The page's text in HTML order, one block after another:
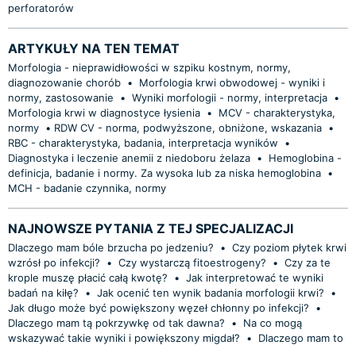
perforatorów
ARTYKUŁY NA TEN TEMAT
Morfologia - nieprawidłowości w szpiku kostnym, normy,
diagnozowanie chorób •
Morfologia krwi obwodowej - wyniki i
normy, zastosowanie
• Wyniki morfologii - normy, interpretacja •
Morfologia krwi w diagnostyce łysienia •
MCV - charakterystyka,
normy • ​RDW CV - norma, podwyższone, obniżone, wskazania •
RBC - charakterystyka, badania, interpretacja wyników
•
Diagnostyka i leczenie anemii z niedoboru żelaza •
Hemoglobina -
definicja, badanie i normy. Za wysoka lub za niska hemoglobina •
MCH - badanie czynnika, normy
NAJNOWSZE PYTANIA Z TEJ SPECJALIZACJI
Dlaczego mam bóle brzucha po jedzeniu? • Czy poziom płytek krwi
wzrósł po infekcji?
• Czy wystarczą fitoestrogeny? • Czy za te
krople muszę płacić całą kwotę?
• Jak interpretować te wyniki
badań na kiłę?
• Jak ocenić ten wynik badania morfologii krwi?
•
Jak długo może być powiększony węzeł chłonny po infekcji?
•
Dlaczego mam tą pokrzywkę od tak dawna?
•
Na co mogą
wskazywać takie wyniki i powiększony migdał?
•
Dlaczego mam to